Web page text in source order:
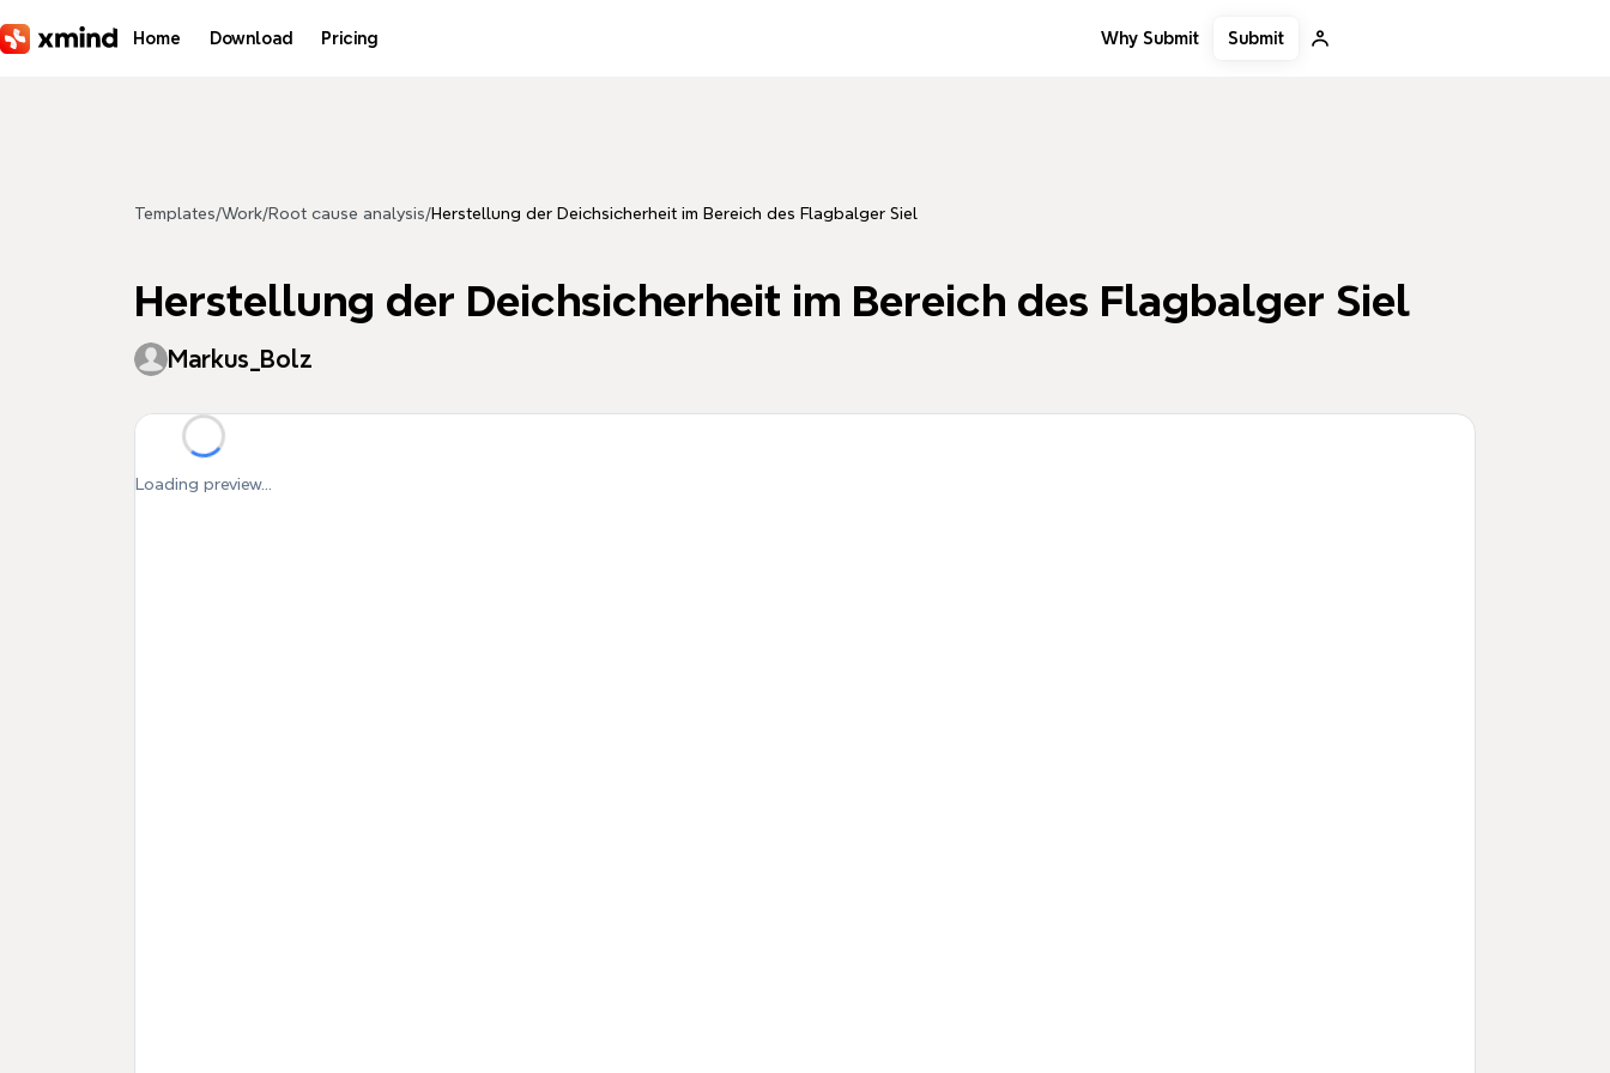
Home Download Pricing Why Submit Submit
Templates/Work/Root cause analysis/Herstellung der Deichsicherheit im Bereich des Flagbalger Siel
Herstellung der Deichsicherheit im Bereich des Flagbalger Siel
Markus_Bolz
Loading preview...